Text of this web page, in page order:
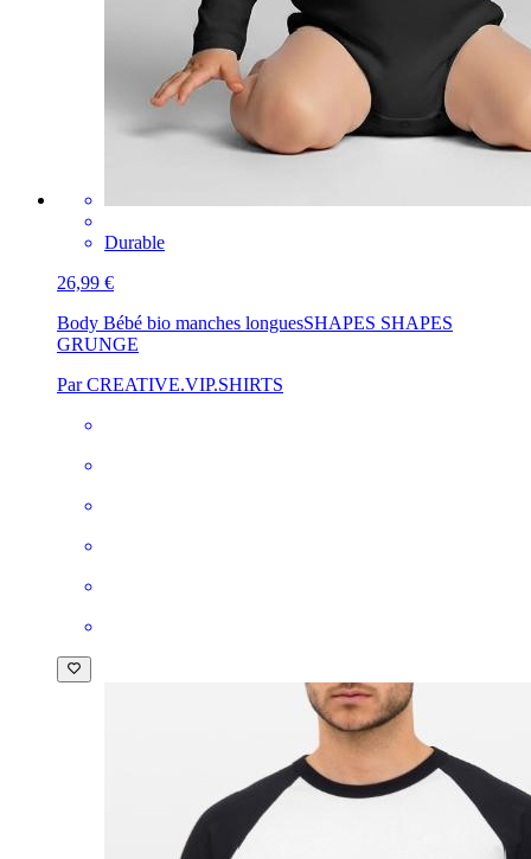
Durable
26,99 €
Body Bébé bio manches longuesSHAPES SHAPES
GRUNGE
Par CREATIVE.VIP.SHIRTS